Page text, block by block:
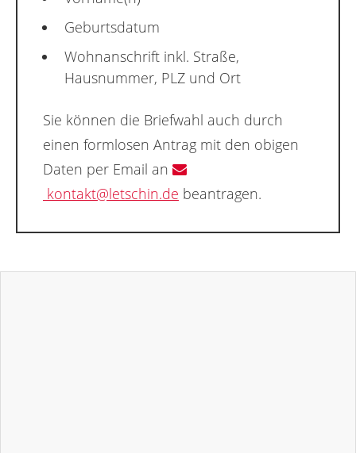
Geburtsdatum
Wohnanschrift inkl. Straße,
Hausnummer, PLZ und Ort
Sie können die Briefwahl auch durch
einen formlosen Antrag mit den obigen
Daten per Email an
kontakt@letschin.de beantragen.